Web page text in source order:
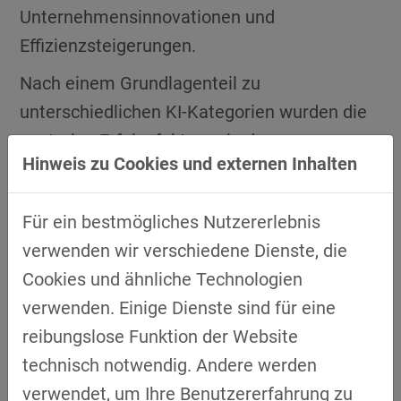
Unternehmensinnovationen und
Effizienzsteigerungen.
Nach einem Grundlagenteil zu
unterschiedlichen KI-Kategorien wurden die
zentralen Erfolgsfaktoren in den
Dimensionen Nutzendefinition, Technologie,
Organisation und Skills adressiert. Im Fokus
stand dabei die Sicherstellung von
Datenqualität und -verfügbarkeit. Wie vom
Referenten Dr. Philipp Ramin geleitet, wurde
intensiv diskutiert, wie entscheidend die
Kompetenzfür die erfolgreiche Anwendung
von KI ist. In interaktiven Workshop-Gruppen
Hinweis zu Cookies und externen Inhalten
Für ein bestmögliches Nutzererlebnis
verwenden wir verschiedene Dienste, die
Cookies und ähnliche Technologien
verwenden. Einige Dienste sind für eine
reibungslose Funktion der Website
technisch notwendig. Andere werden
verwendet, um Ihre Benutzererfahrung zu